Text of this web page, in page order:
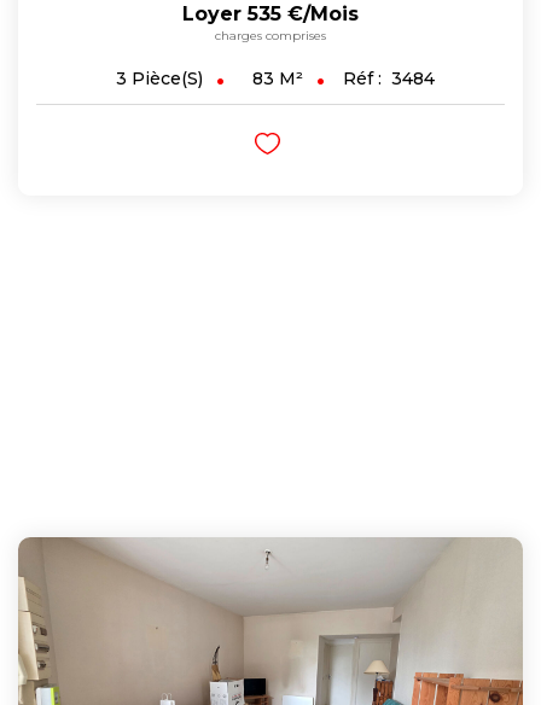
Loyer 535 €/mois
charges comprises
3 Pièce(s) 83 M² Réf : 3484